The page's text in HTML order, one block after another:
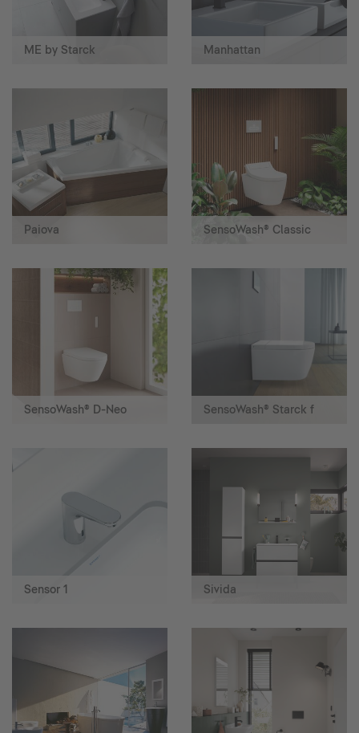
ME by Starck Manhattan
Paiova SensoWash® Classic
SensoWash® D-Neo SensoWash® Starck f
Sensor 1 Sivida